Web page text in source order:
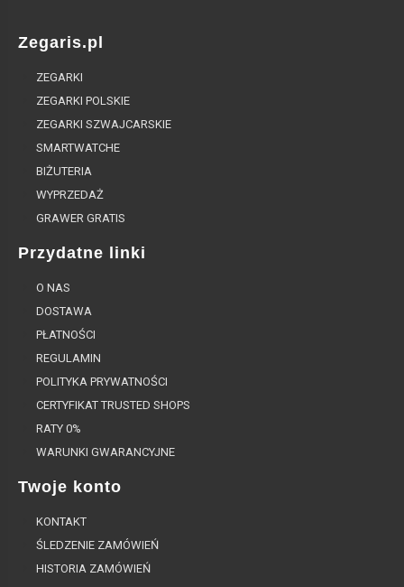
Zegaris.pl
ZEGARKI
ZEGARKI POLSKIE
ZEGARKI SZWAJCARSKIE
SMARTWATCHE
BIŻUTERIA
WYPRZEDAŻ
GRAWER GRATIS
Przydatne linki
O NAS
DOSTAWA
PŁATNOŚCI
REGULAMIN
POLITYKA PRYWATNOŚCI
CERTYFIKAT TRUSTED SHOPS
RATY 0%
WARUNKI GWARANCYJNE
Twoje konto
KONTAKT
ŚLEDZENIE ZAMÓWIEŃ
HISTORIA ZAMÓWIEŃ